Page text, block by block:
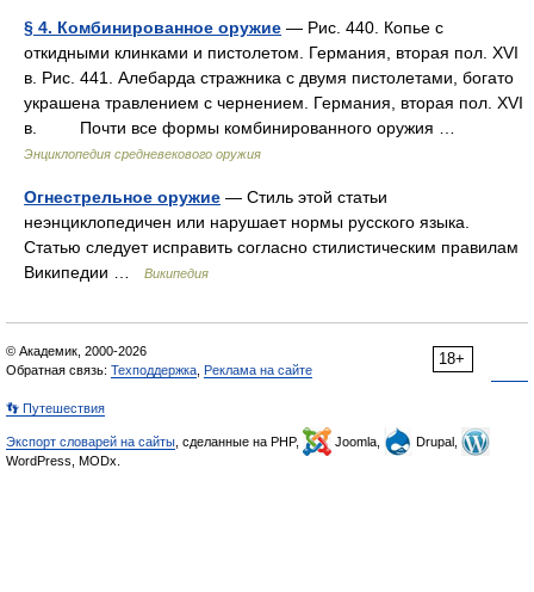
§ 4. Комбинированное оружие — Рис. 440. Копье с
откидными клинками и пистолетом. Германия, вторая пол. XVI
в. Рис. 441. Алебарда стражника с двумя пистолетами, богато
украшена травлением с чернением. Германия, вторая пол. XVI
в. Почти все формы комбинированного оружия …
Энциклопедия средневекового оружия
Огнестрельное оружие — Стиль этой статьи
неэнциклопедичен или нарушает нормы русского языка.
Статью следует исправить согласно стилистическим правилам
Википедии …
Википедия
18+
© Академик, 2000-2026
Обратная связь: Техподдержка Реклама на сайте
👣 Путешествия
Экспорт словарей на сайты , сделанные на PHP, Joomla,
Drupal,
WordPress, MODx.